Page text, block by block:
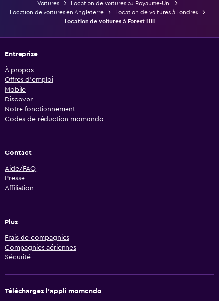
Voitures
Location de voitures au Royaume-Uni
Location de voitures en Angleterre
Location de voitures à Londres
Location de voitures à Forest Hill
Entreprise
À propos
Offres d’emploi
Mobile
Discover
Notre fonctionnement
Codes de réduction momondo
Contact
Aide/FAQ
Presse
Affiliation
Plus
Frais de compagnies
Compagnies aériennes
Sécurité
Téléchargez l’appli momondo